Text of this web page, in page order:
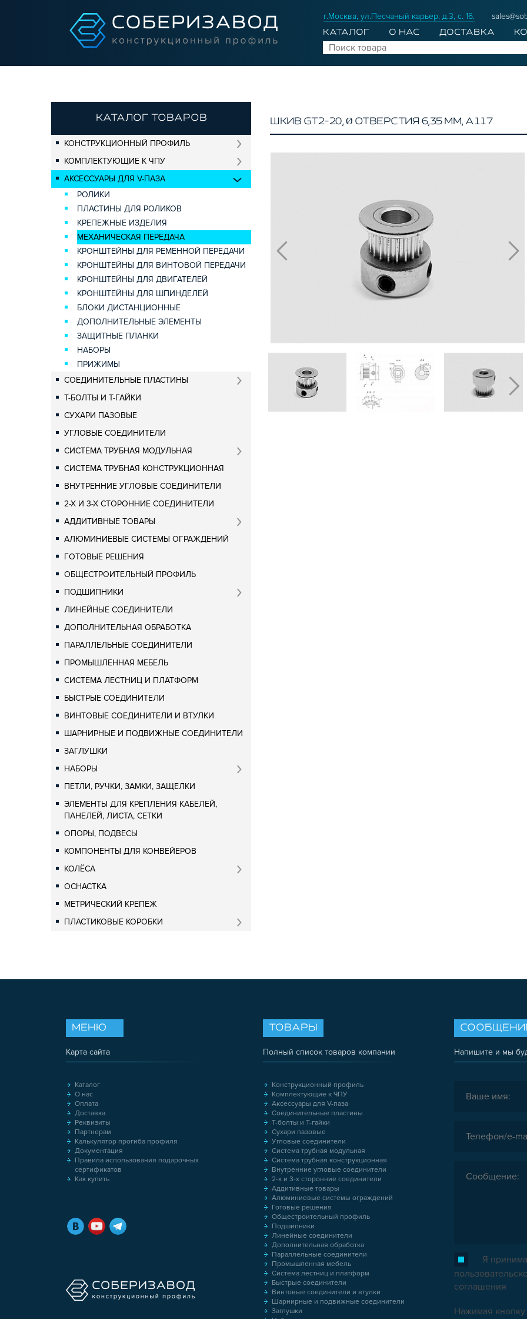
г.Москва, ул.Песчаный карьер, д.3, с. 16.
КАТАЛОГ О НАС ДОСТАВКА
КАТАЛОГ ТОВАРОВ
КОНСТРУКЦИОННЫЙ ПРОФИЛЬ
КОМПЛЕКТУЮЩИЕ К ЧПУ
АКСЕССУАРЫ ДЛЯ V-ПАЗА
РОЛИКИ
ПЛАСТИНЫ ДЛЯ РОЛИКОВ
КРЕПЕЖНЫЕ ИЗДЕЛИЯ
МЕХАНИЧЕСКАЯ ПЕРЕДАЧА
КРОНШТЕЙНЫ ДЛЯ РЕМЕННОЙ ПЕРЕДАЧИ
КРОНШТЕЙНЫ ДЛЯ ВИНТОВОЙ ПЕРЕДАЧИ
КРОНШТЕЙНЫ ДЛЯ ДВИГАТЕЛЕЙ
КРОНШТЕЙНЫ ДЛЯ ШПИНДЕЛЕЙ
БЛОКИ ДИСТАНЦИОННЫЕ
ДОПОЛНИТЕЛЬНЫЕ ЭЛЕМЕНТЫ
ЗАЩИТНЫЕ ПЛАНКИ
НАБОРЫ
ПРИЖИМЫ
СОЕДИНИТЕЛЬНЫЕ ПЛАСТИНЫ
Т-БОЛТЫ И Т-ГАЙКИ
СУХАРИ ПАЗОВЫЕ
УГЛОВЫЕ СОЕДИНИТЕЛИ
СИСТЕМА ТРУБНАЯ МОДУЛЬНАЯ
СИСТЕМА ТРУБНАЯ КОНСТРУКЦИОННАЯ
ВНУТРЕННИЕ УГЛОВЫЕ СОЕДИНИТЕЛИ
2-Х И 3-Х СТОРОННИЕ СОЕДИНИТЕЛИ
АДДИТИВНЫЕ ТОВАРЫ
АЛЮМИНИЕВЫЕ СИСТЕМЫ ОГРАЖДЕНИЙ
ГОТОВЫЕ РЕШЕНИЯ
ОБЩЕСТРОИТЕЛЬНЫЙ ПРОФИЛЬ
ПОДШИПНИКИ
ЛИНЕЙНЫЕ СОЕДИНИТЕЛИ
ДОПОЛНИТЕЛЬНАЯ ОБРАБОТКА
ПАРАЛЛЕЛЬНЫЕ СОЕДИНИТЕЛИ
ПРОМЫШЛЕННАЯ МЕБЕЛЬ
СИСТЕМА ЛЕСТНИЦ И ПЛАТФОРМ
БЫСТРЫЕ СОЕДИНИТЕЛИ
ВИНТОВЫЕ СОЕДИНИТЕЛИ И ВТУЛКИ
ШАРНИРНЫЕ И ПОДВИЖНЫЕ СОЕДИНИТЕЛИ
ЗАГЛУШКИ
НАБОРЫ
ПЕТЛИ, РУЧКИ, ЗАМКИ, ЗАЩЕЛКИ
ЭЛЕМЕНТЫ ДЛЯ КРЕПЛЕНИЯ КАБЕЛЕЙ,
ПАНЕЛЕЙ, ЛИСТА, СЕТКИ
ОПОРЫ, ПОДВЕСЫ
КОМПОНЕНТЫ ДЛЯ КОНВЕЙЕРОВ
КОЛЁСА
ОСНАСТКА
МЕТРИЧЕСКИЙ КРЕПЕЖ
ПЛАСТИКОВЫЕ КОРОБКИ
ШКИВ GT2-20, Ø ОТВЕРСТИЯ 6,35 ММ, A117
Напишите и мы
Я
соглашения
Нажимая кнопку
ТОВАРЫ
Полный список товаров компании
Конструкционный профиль
Комплектующие к ЧПУ
Аксессуары для V-паза
Соединительные пластины
Т-болты и Т-гайки
Сухари пазовые
Угловые соединители
Система трубная модульная
Система трубная конструкционная
Внутренние угловые соединители
2-х и 3-х сторонние соединители
Аддитивные товары
Алюминиевые системы ограждений
Готовые решения
Общестроительный профиль
Подшипники
Линейные соединители
Дополнительная обработка
Параллельные соединители
Промышленная мебель
Система лестниц и платформ
Быстрые соединители
Винтовые соединители и втулки
Шарнирные и подвижные соединители
Заглушки
МЕНЮ
Карта сайта
Каталог
О нас
Оплата
Доставка
Реквизиты
Партнерам
Калькулятор прогиба профиля
Документация
Правила использования подарочных
сертификатов
Как купить